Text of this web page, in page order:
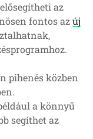
az
fontos azúj
pihenés közben
a könnyű
segíthet az